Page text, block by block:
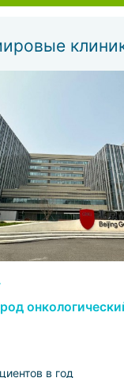
Зухайр
в год